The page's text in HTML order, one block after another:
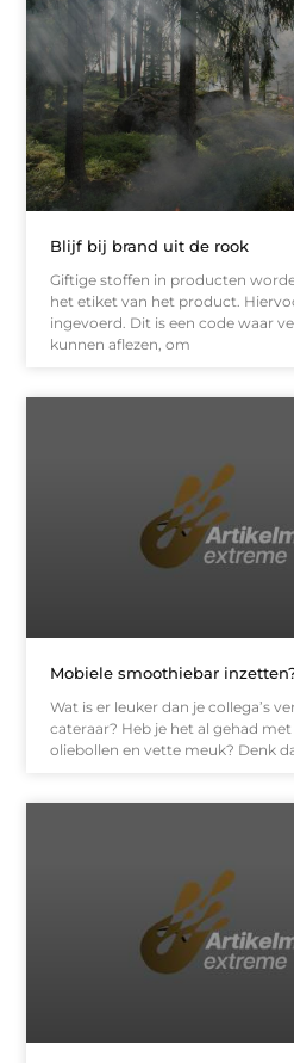
Blijf bij brand uit de rook
Giftige stoffen in producten
het etiket van het product.
ingevoerd. Dit is een code waar
kunnen aflezen, om
Mobiele smoothiebar
Wat is er leuker dan je collega’s
cateraar? Heb je het al gehad met
oliebollen en vette meuk? Denk